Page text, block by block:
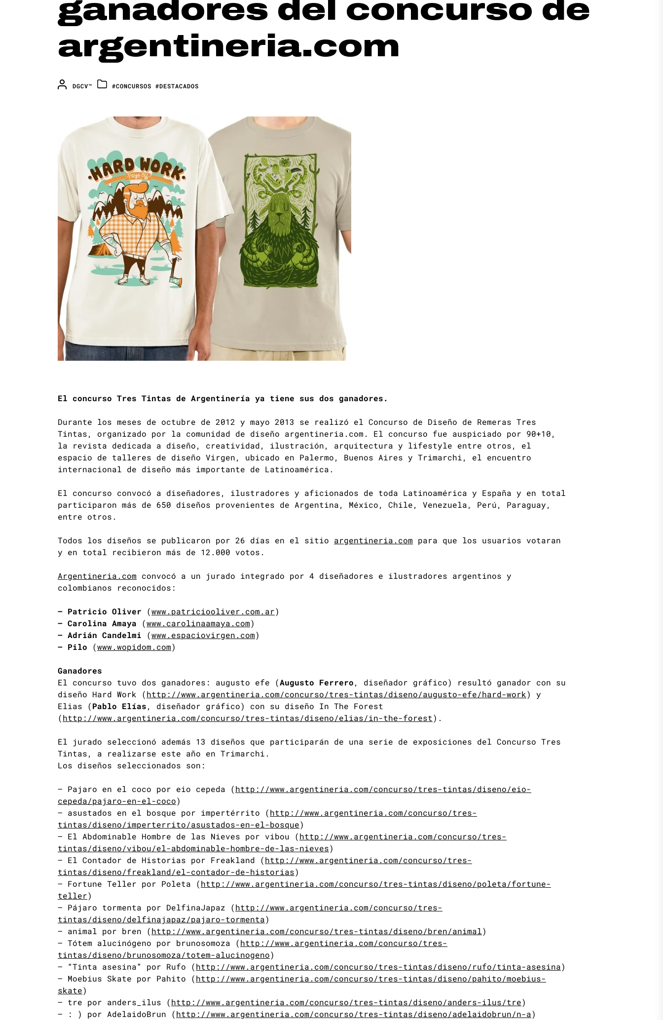
ganadores del concurso de
argentineria.com
DGCV™ #CONCURSOS #DESTACADOS
El concurso Tres Tintas de Argentinería ya tiene sus dos ganadores.
Durante los meses de octubre de 2012 y mayo 2013 se realizó el Concurso de Diseño de Remeras Tres
Tintas, organizado por la comunidad de diseño argentineria.com. El concurso fue auspiciado por 90+10,
la revista dedicada a diseño, creatividad, ilustración, arquitectura y lifestyle entre otros, el
espacio de talleres de diseño Virgen, ubicado en Palermo, Buenos Aires y Trimarchi, el encuentro
internacional de diseño más importante de Latinoamérica.
El concurso convocó a diseñadores, ilustradores y aficionados de toda Latinoamérica y España y en total
participaron más de 650 diseños provenientes de Argentina, México, Chile, Venezuela, Perú, Paraguay,
entre otros.
Todos los diseños se publicaron por 26 días en el sitio argentineria.com para que los usuarios votaran
y en total recibieron más de 12.000 votos.
Argentineria.com convocó a un jurado integrado por 4 diseñadores e ilustradores argentinos y
colombianos reconocidos:
– Patricio Oliver (www.patriciooliver.com.ar)
– Carolina Amaya (www.carolinaamaya.com)
– Adrián Candelmi (www.espaciovirgen.com)
– Pilo (www.wopidom.com)
Ganadores
El concurso tuvo dos ganadores: augusto efe (Augusto Ferrero, diseñador gráfico) resultó ganador con su
diseño Hard Work (http://www.argentineria.com/concurso/tres-tintas/diseno/augusto-efe/hard-work) y
Elias (Pablo Elías, diseñador gráfico) con su diseño In The Forest
(http://www.argentineria.com/concurso/tres-tintas/diseno/elias/in-the-forest).
El jurado seleccionó además 13 diseños que participarán de una serie de exposiciones del Concurso Tres
Tintas, a realizarse este año en Trimarchi.
Los diseños seleccionados son:
– Pajaro en el coco por eio cepeda (http://www.argentineria.com/concurso/tres-tintas/diseno/eio-
cepeda/pajaro-en-el-coco)
– asustados en el bosque por impertérrito (http://www.argentineria.com/concurso/tres-
tintas/diseno/imperterrito/asustados-en-el-bosque)
– El Abdominable Hombre de las Nieves por vibou (http://www.argentineria.com/concurso/tres-
tintas/diseno/vibou/el-abdominable-hombre-de-las-nieves)
– El Contador de Historias por Freakland (http://www.argentineria.com/concurso/tres-
tintas/diseno/freakland/el-contador-de-historias)
– Fortune Teller por Poleta (http://www.argentineria.com/concurso/tres-tintas/diseno/poleta/fortune-
teller)
– Pájaro tormenta por DelfinaJapaz (http://www.argentineria.com/concurso/tres-
tintas/diseno/delfinajapaz/pajaro-tormenta)
– animal por bren (http://www.argentineria.com/concurso/tres-tintas/diseno/bren/animal)
– Tótem alucinógeno por brunosomoza (http://www.argentineria.com/concurso/tres-
tintas/diseno/brunosomoza/totem-alucinogeno)
– “Tinta asesina” por Rufo (http://www.argentineria.com/concurso/tres-tintas/diseno/rufo/tinta-asesina)
– Moebius Skate por Pahito (http://www.argentineria.com/concurso/tres-tintas/diseno/pahito/moebius-
skate)
– tre por anders_ilus (http://www.argentineria.com/concurso/tres-tintas/diseno/anders-ilus/tre)
– : ) por AdelaidoBrun (http://www.argentineria.com/concurso/tres-tintas/diseno/adelaidobrun/n-a)